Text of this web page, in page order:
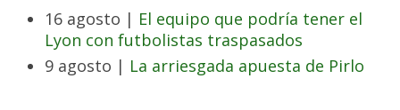
16 agosto | El equipo que podría tener el
Lyon con futbolistas traspasados
9 agosto | La arriesgada apuesta de Pirlo